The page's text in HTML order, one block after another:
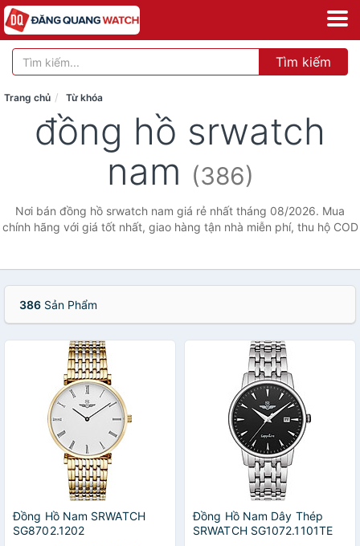
Tìm kiếm
Trang chủ Từ khóa
đồng hồ srwatch
nam (386)
Nơi bán đồng hồ srwatch nam giá rẻ nhất tháng 08/2026. Mua
chính hãng với giá tốt nhất, giao hàng tận nhà miễn phí, thu hộ COD
386 Sản Phẩm
Đồng Hồ Nam SRWATCH
SG8702.1202
Đồng Hồ Nam Dây Thép
SRWATCH SG1072.1101TE